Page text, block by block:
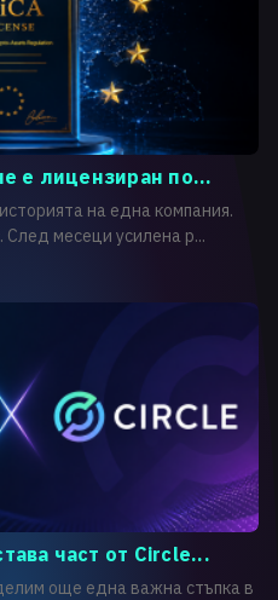
е лицензиран по...
на една компания.
След месеци усилена р...
част от Circle...
още една важна стъпка в